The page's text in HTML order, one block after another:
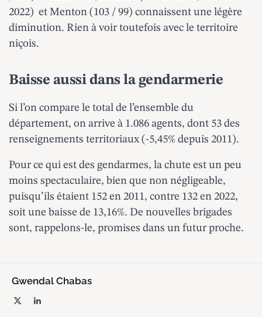
2022) et Menton (103 / 99) connaissent une légère
diminution. Rien à voir toutefois avec le territoire
niçois.
Baisse aussi dans la gendarmerie
Si l’on compare le total de l’ensemble du
département, on arrive à 1.086 agents, dont 53 des
renseignements territoriaux (-5,45% depuis 2011).
Pour ce qui est des gendarmes, la chute est un peu
moins spectaculaire, bien que non négligeable,
puisqu’ils étaient 152 en 2011, contre 132 en 2022,
soit une baisse de 13,16%. De nouvelles brigades
sont, rappelons-le, promises dans un futur proche.
Gwendal Chabas
LinkedIn